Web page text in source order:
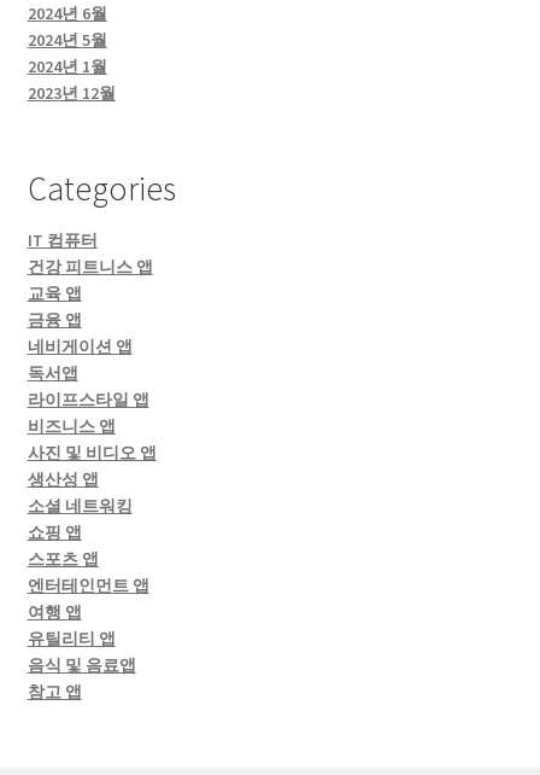
2024년 6월
2024년 5월
2024년 1월
2023년 12월
Categories
IT 컴퓨터
건강 피트니스 앱
교육 앱
금융 앱
네비게이션 앱
독서앱
라이프스타일 앱
비즈니스 앱
사진 및 비디오 앱
생산성 앱
소셜 네트워킹
쇼핑 앱
스포츠 앱
엔터테인먼트 앱
여행 앱
유틸리티 앱
음식 및 음료앱
참고 앱